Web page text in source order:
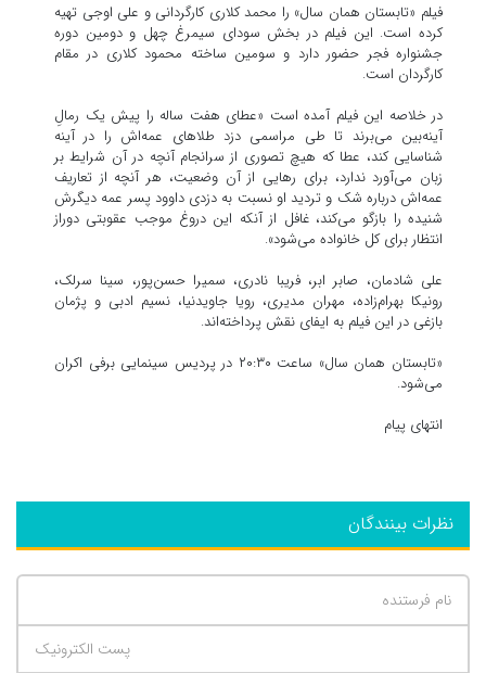
فیلم «تابستان همان سال» را محمد کلاری کارگردانی و علی اوجی تهیه
کرده است. این فیلم در بخش سودای سیمرغ چهل و دومین دوره
جشنواره فجر حضور دارد و سومین ساخته محمود کلاری در مقام
کارگردان است.
در خلاصه این فیلم آمده است «عطای هفت ساله را پیش یک رمالِ
آینه‌بین می‌برند تا طی مراسمی دزد طلاهای عمه‌اش را در آینه
شناسایی کند، عطا که هیچ تصوری از سرانجام آنچه در آن شرایط بر
زبان می‌آورد ندارد، برای رهایی از آن وضعیت، هر آنچه از تعاریف
عمه‌اش درباره‌ شک و تردید او نسبت به دزدی داوود پسر عمه دیگرش
شنیده را بازگو می‌کند، غافل از آنکه این دروغ موجب عقوبتی دوراز
انتظار برای کل خانواده می‌شود».
علی شادمان، صابر ابر، فریبا نادری، سمیرا حسن‌پور، سینا سرلک،
رونیکا بهرام‌زاده، مهران مدیری، رویا جاویدنیا، نسیم ادبی و پژمان
بازغی در این فیلم به ایفای نقش پرداخته‌اند.
«تابستان همان سال» ساعت ۲۰:۳۰ در پردیس سینمایی برفی اکران
می‌شود.
انتهای پیام
نظرات بینندگان